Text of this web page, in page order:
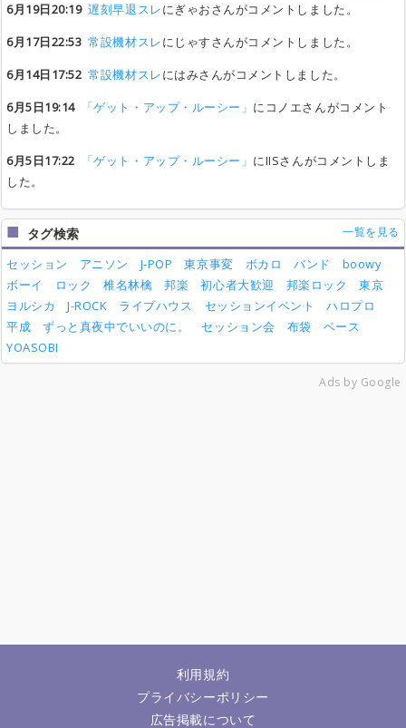
6月19日20:19 遅刻早退スレにぎゃおさんがコメントしました。
6月17日22:53 常設機材スレにじゃすさんがコメントしました。
6月14日17:52 常設機材スレにはみさんがコメントしました。
6月5日19:14
「ゲット・アップ・ルーシー」 にコノエさんがコメント
しました。
6月5日17:22
「ゲット・アップ・ルーシー」 にIISさんがコメントしま
した。
タグ検索 一覧を見る
セッション アニソン J-POP 東京事変 ボカロ バンド
boowy
ボーイ
ロック 椎名林檎 邦楽 初心者大歓迎 邦楽ロック
東京
ヨルシカ
J-ROCK ライブハウス セッションイベント
ハロプロ
平成
ずっと真夜中でいいのに。 セッション会 布袋
ベース
YOASOBI
Ads by Google
利用規約
プライバシーポリシー
広告掲載について